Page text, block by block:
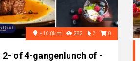
+10.0km 282 7 0
2- of 4-gangenlunch of -